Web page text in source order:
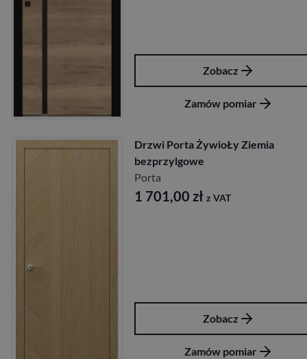
Zobacz
Zamów pomiar
Drzwi Porta ŻywioŁy Ziemia
bezprzylgowe
Porta
1 701,00 zł z VAT
Zobacz
Zamów pomiar